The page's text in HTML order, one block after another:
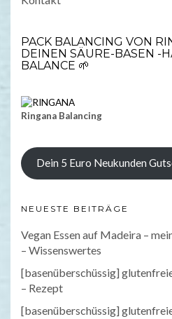
PACK BALANCING VON
DEINEN SÄURE-BASEN -
BALANCE 🌱
Ringana Balancing
Dein 5 Euro Neukunden
NEUESTE BEITRÄGE
Vegan Essen auf Madeira –
– Wissenswertes
[basenüberschüssig]
– Rezept
[basenüberschüssig]